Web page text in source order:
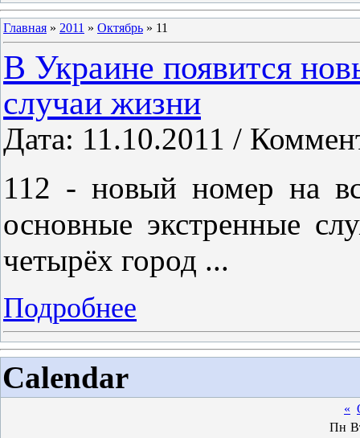
Главная » 2011 » Октябрь » 11
В Украине появится
случаи жизни
Дата: 11.10.2011 /
112 - новый номер на
основные экстренные
четырёх город ...
Подробнее
Calendar
«
Пн